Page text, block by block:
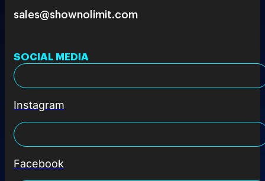
sales@shownolimit.com
SOCIAL MEDIA
Instagram
Facebook